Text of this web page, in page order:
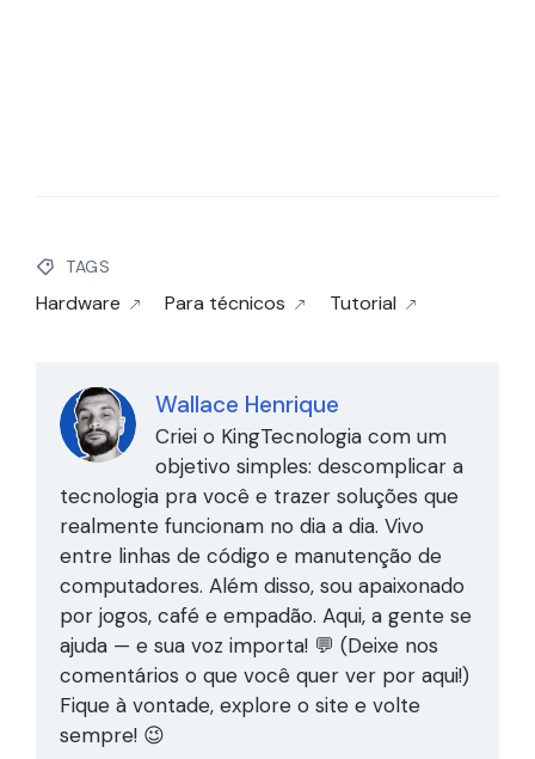
TAGS
Hardware Para técnicos Tutorial
Wallace Henrique
Criei o KingTecnologia com um
objetivo simples: descomplicar a
tecnologia pra você e trazer soluções que
realmente funcionam no dia a dia. Vivo
entre linhas de código e manutenção de
computadores. Além disso, sou apaixonado
por jogos, café e empadão. Aqui, a gente se
ajuda — e sua voz importa! 💬 (Deixe nos
comentários o que você quer ver por aqui!)
Fique à vontade, explore o site e volte
sempre! 😉